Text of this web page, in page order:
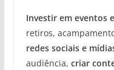
Investir em eventos
retiros,
redes sociais e
audiência, criar